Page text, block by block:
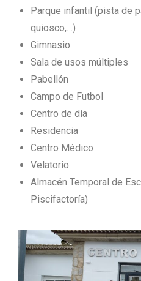
Parque infantil (pista de
quiosco,…)
Gimnasio
Sala de usos múltiples
Pabellón
Campo de Futbol
Centro de día
Residencia
Centro Médico
Velatorio
Almacén Temporal de
Piscifactoría)